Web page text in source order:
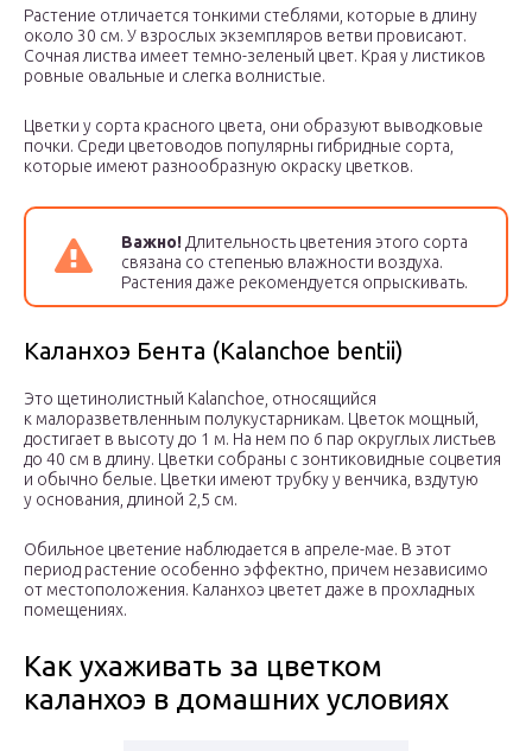
Растение отличается тонкими стеблями, которые в длину
около 30 см. У взрослых экземпляров ветви провисают.
Сочная листва имеет темно-зеленый цвет. Края у листиков
ровные овальные и слегка волнистые.
Цветки у сорта красного цвета, они образуют выводковые
почки. Среди цветоводов популярны гибридные сорта,
которые имеют разнообразную окраску цветков.
Важно! Длительность цветения этого сорта
связана со степенью влажности воздуха.
Растения даже рекомендуется опрыскивать.
Каланхоэ Бента (Kalanchoe bentii)
Это щетинолистный Kalanchoe, относящийся
к малоразветвленным полукустарникам. Цветок мощный,
достигает в высоту до 1 м. На нем по 6 пар округлых листьев
до 40 см в длину. Цветки собраны с зонтиковидные соцветия
и обычно белые. Цветки имеют трубку у венчика, вздутую
у основания, длиной 2,5 см.
Обильное цветение наблюдается в апреле-мае. В этот
период растение особенно эффектно, причем независимо
от местоположения. Каланхоэ цветет даже в прохладных
помещениях.
Как ухаживать за цветком
каланхоэ в домашних условиях